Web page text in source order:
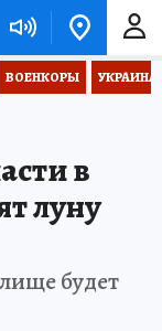
ВОЕНКОРЫ
в
луну
будет